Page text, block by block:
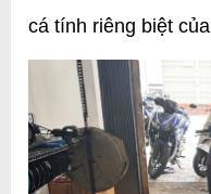
cá tính riêng biệt